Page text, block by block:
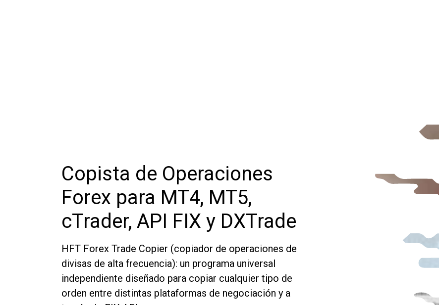
Copista de Operaciones
Forex para MT4, MT5,
cTrader, API FIX y DXTrade
HFT Forex Trade Copier (copiador de operaciones de
divisas de alta frecuencia): un programa universal
independiente diseñado para copiar cualquier tipo de
orden entre distintas plataformas de negociación y a